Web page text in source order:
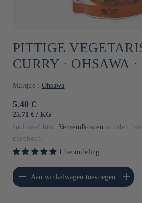
PITTIGE
CURRY ⋅ OHSAWA ⋅
Marque : Ohsawa
Normale
prijs
5.40 €
EENHEIDSPRIJS
25.71 € / PER
KG
Inclusief btw. Verzendkosten worden
checkout.
1 beoordeling
voor Default
Title
Aan winkelwagen toevoegen
Aantal verhogen
Title